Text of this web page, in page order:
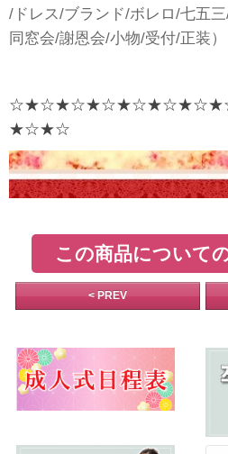
/ドレス/ブランド/ボレロ/七五
同窓会/謝恩会/小物/受付/正装）
★☆★☆
この商品について
< PREV